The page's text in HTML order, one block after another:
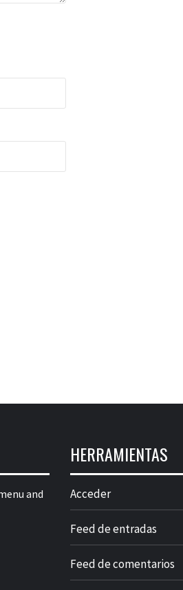
and
HERRAMIENTAS
Acceder
Feed de entradas
Feed de comentarios